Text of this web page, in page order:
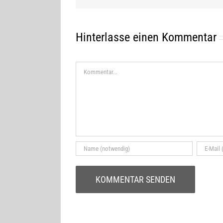
Hinterlasse einen Kommentar
Kommentar